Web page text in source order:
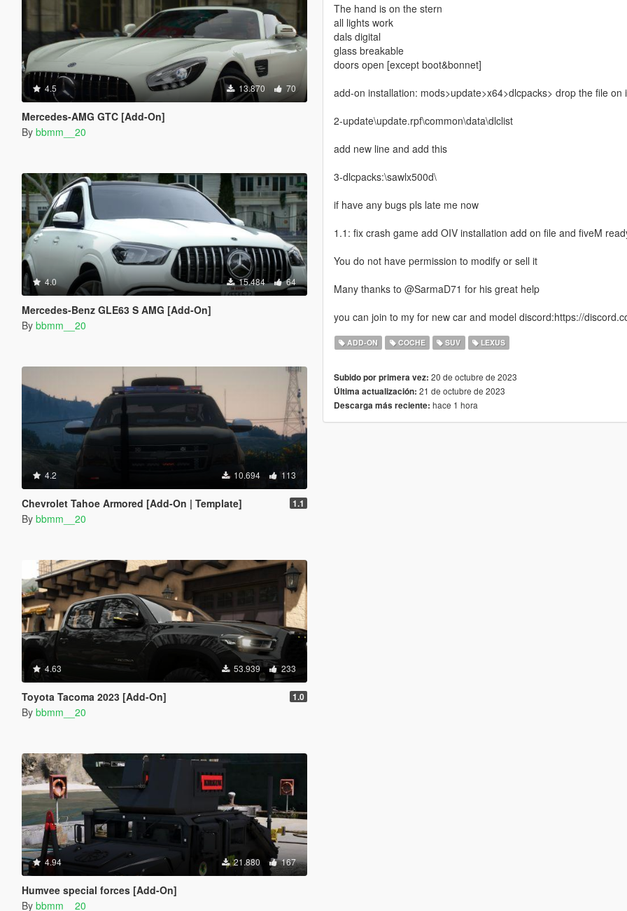
4.5 13.870 70
Mercedes-AMG GTC [Add-On]
By bbmm__20
4.0 15.484 64
Mercedes-Benz GLE63 S AMG [Add-On]
By bbmm__20
4.2 10.694 113
Chevrolet Tahoe Armored [Add-On | Template] 1.1
By bbmm__20
4.63 53.939 233
Toyota Tacoma 2023 [Add-On] 1.0
By bbmm__20
4.94 21.880 167
Humvee special forces [Add-On]
By bbmm__20
The hand is on the stern
all lights work
dals digital
glass breakable
doors open [except boot&bonnet]
add-on installation: mods>update>x64>dlcpacks> drop the file on
2-update\update.rpf\common\data\dlclist
add new line and add this
3-dlcpacks:\sawlx500d\
if have any bugs pls late me now
1.1: fix crash game add OIV installation add on file and fiveM
You do not have permission to modify or sell it
Many thanks to @SarmaD71 for his great help
you can join to my for new car and model discord:https://
ADD-ON COCHE SUV LEXUS
Subido por primera vez: 20 de octubre de 2023
Última actualización: 21 de octubre de 2023
Descarga más reciente: hace 1 hora